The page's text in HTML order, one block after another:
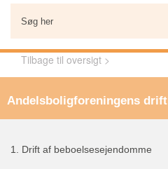
Tilbage til oversigt >
Andelsboligforeningens drift
1. Drift af beboelsesejendomme